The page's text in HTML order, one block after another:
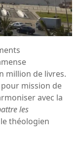
million de livres.
mission de
avec la
les
théologien